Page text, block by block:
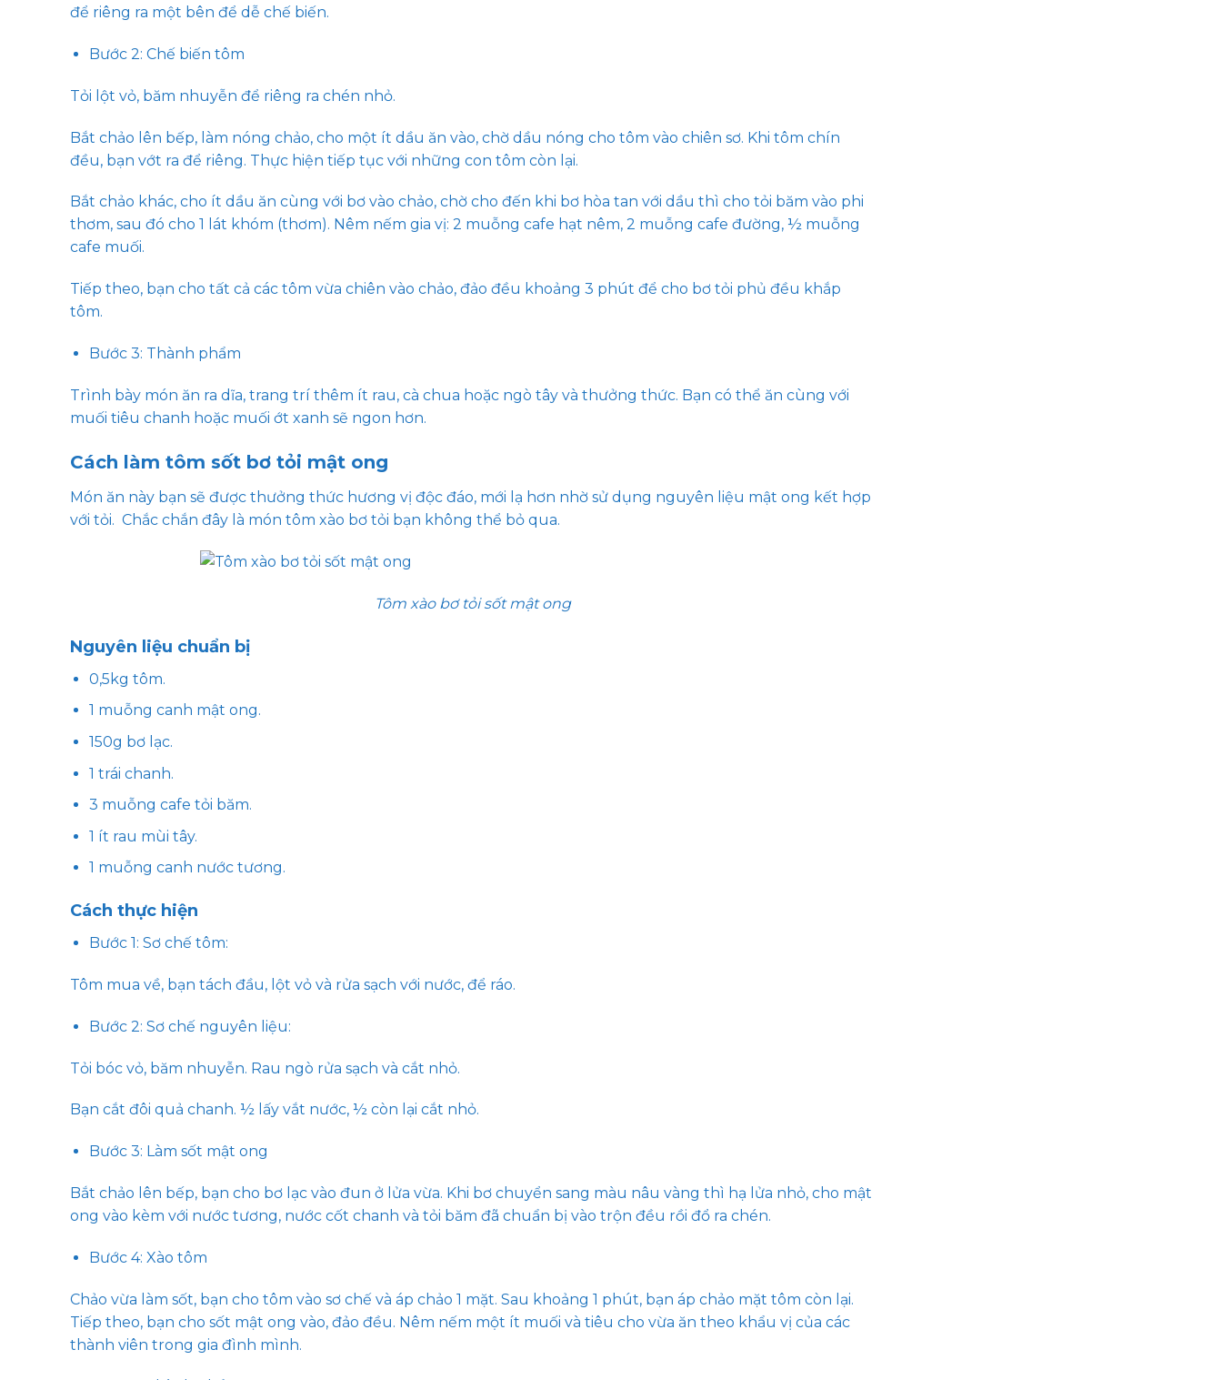
để riêng ra một bên để dễ chế biến.
Bước 2: Chế biến tôm
Tỏi lột vỏ, băm nhuyễn để riêng ra chén nhỏ.
Bắt chảo lên bếp, làm nóng chảo, cho một ít dầu ăn vào, chờ dầu nóng cho tôm vào chiên sơ. Khi tôm chín
đều, bạn vớt ra để riêng. Thực hiện tiếp tục với những con tôm còn lại.
Bắt chảo khác, cho ít dầu ăn cùng với bơ vào chảo, chờ cho đến khi bơ hòa tan với dầu thì cho tỏi băm vào phi
thơm, sau đó cho 1 lát khóm (thơm). Nêm nếm gia vị: 2 muỗng cafe hạt nêm, 2 muỗng cafe đường, ½ muỗng
cafe muối.
Tiếp theo, bạn cho tất cả các tôm vừa chiên vào chảo, đảo đều khoảng 3 phút để cho bơ tỏi phủ đều khắp
tôm.
Bước 3: Thành phẩm
Trình bày món ăn ra dĩa, trang trí thêm ít rau, cà chua hoặc ngò tây và thưởng thức. Bạn có thể ăn cùng với
muối tiêu chanh hoặc muối ớt xanh sẽ ngon hơn.
Cách làm tôm sốt bơ tỏi mật ong
Món ăn này bạn sẽ được thưởng thức hương vị độc đáo, mới lạ hơn nhờ sử dụng nguyên liệu mật ong kết hợp
với tỏi. Chắc chắn đây là món tôm xào bơ tỏi bạn không thể bỏ qua.
Tôm xào bơ tỏi sốt mật ong
Nguyên liệu chuẩn bị
0,5kg tôm.
1 muỗng canh mật ong.
150g bơ lạc.
1 trái chanh.
3 muỗng cafe tỏi băm.
1 ít rau mùi tây.
1 muỗng canh nước tương.
Cách thực hiện
Bước 1: Sơ chế tôm:
Tôm mua về, bạn tách đầu, lột vỏ và rửa sạch với nước, để ráo.
Bước 2: Sơ chế nguyên liệu:
Tỏi bóc vỏ, băm nhuyễn. Rau ngò rửa sạch và cắt nhỏ.
Bạn cắt đôi quả chanh. ½ lấy vắt nước, ½ còn lại cắt nhỏ.
Bước 3: Làm sốt mật ong
Bắt chảo lên bếp, bạn cho bơ lạc vào đun ở lửa vừa. Khi bơ chuyển sang màu nâu vàng thì hạ lửa nhỏ, cho mật
ong vào kèm với nước tương, nước cốt chanh và tỏi băm đã chuẩn bị vào trộn đều rồi đổ ra chén.
Bước 4: Xào tôm
Chảo vừa làm sốt, bạn cho tôm vào sơ chế và áp chảo 1 mặt. Sau khoảng 1 phút, bạn áp chảo mặt tôm còn lại.
Tiếp theo, bạn cho sốt mật ong vào, đảo đều. Nêm nếm một ít muối và tiêu cho vừa ăn theo khẩu vị của các
thành viên trong gia đình mình.